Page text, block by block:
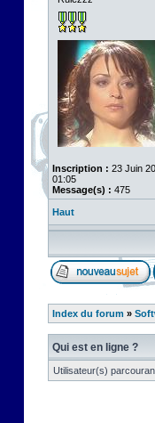
Inscription : 23 Juin
01:05
Message(s) : 475
Haut
Index du forum »
Qui est en ligne ?
Utilisateur(s)